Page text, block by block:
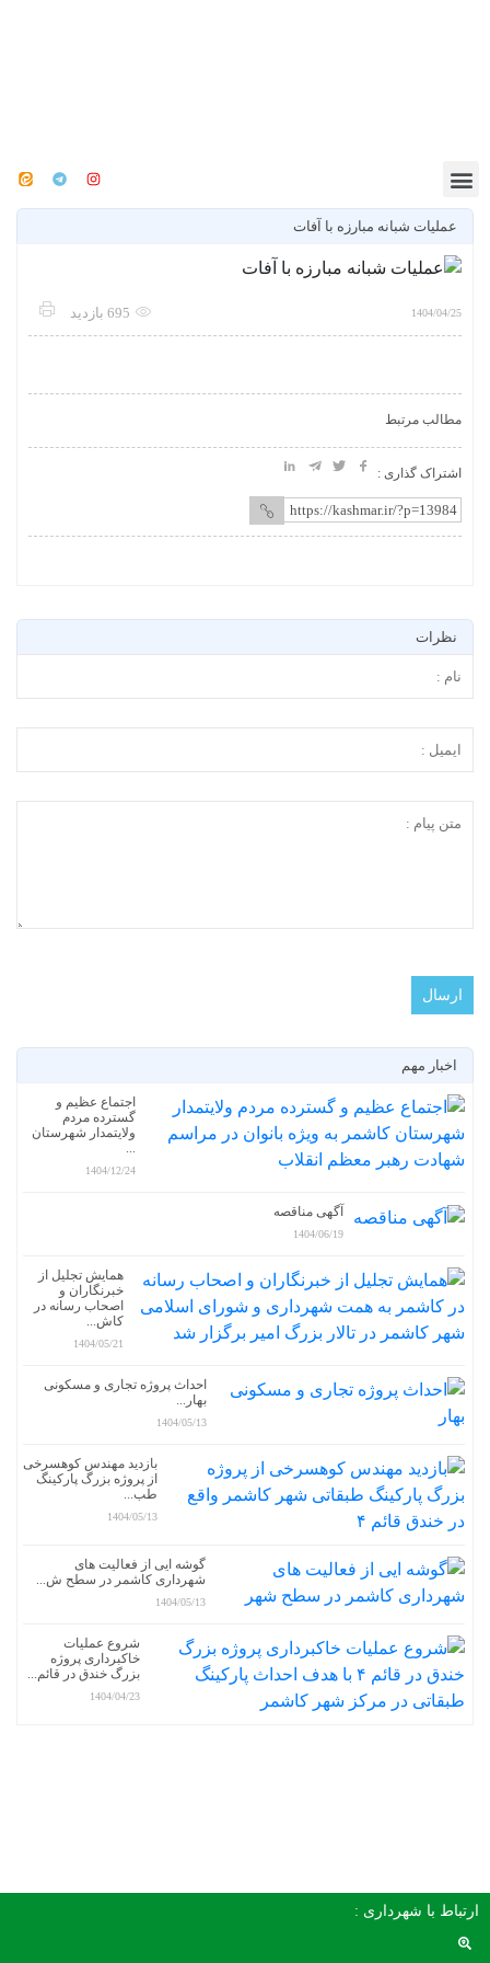
عملیات شبانه مبارزه با آفات
1404/04/25 695 بازدید
مطالب مرتبط
اشتراک گذاری :
نظرات
اخبار مهم
اجتماع عظیم و
گسترده مردم
ولایتمدار شهرستان
...
1404/12/24
آگهی مناقصه
1404/06/19
همایش تجلیل از
خبرنگاران و
اصحاب رسانه در
کاش...
1404/05/21
احداث پروژه تجاری و مسکونی
بهار...
1404/05/13
بازدید مهندس کوهسرخی
از پروژه بزرگ پارکینگ
طب...
1404/05/13
گوشه ایی از فعالیت های
شهرداری کاشمر در سطح ش...
1404/05/13
شروع عملیات
خاکبرداری پروژه
بزرگ خندق در قائم...
1404/04/23
ارتباط با شهرداری :